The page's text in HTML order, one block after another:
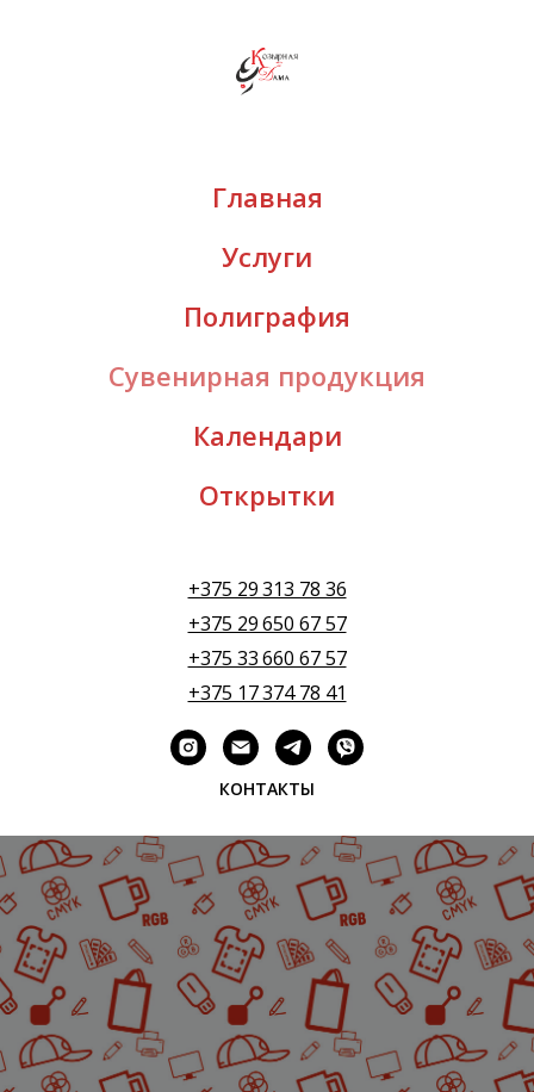
Главная
Услуги
Полиграфия
Сувенирная продукция
Календари
Открытки
+375 29 313 78 36
+375 29 650 67 57
+375 33 660 67 57
+375 17 374 78 41
КОНТАКТЫ